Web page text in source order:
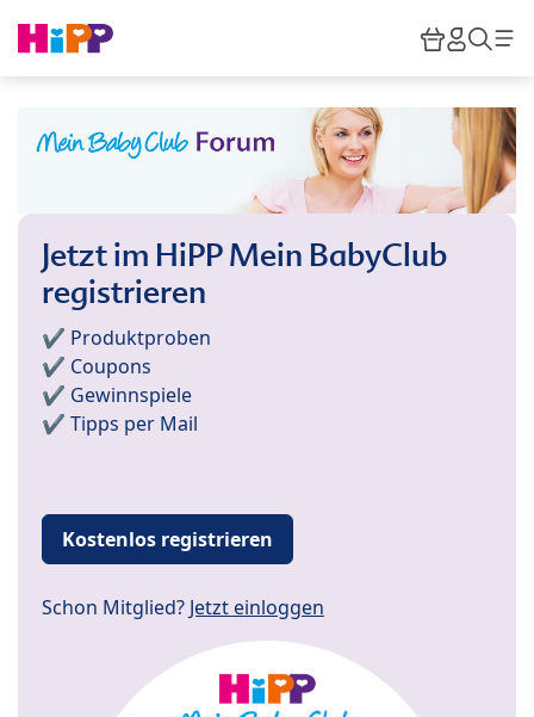
HiPP
Jetzt im HiPP Mein BabyClub
registrieren
✔️ Produktproben
✔️ Coupons
✔️ Gewinnspiele
✔️ Tipps per Mail
Kostenlos registrieren
Schon Mitglied? Jetzt einloggen